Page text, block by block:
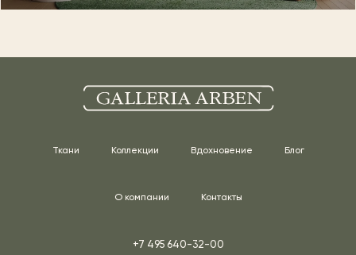
Ткани Коллекции Вдохновение Блог
О компании Контакты
+7 495 640-32-00